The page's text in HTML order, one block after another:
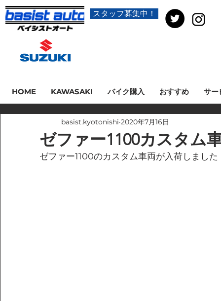
スタッフ募集中！
HOME KAWASAKI バイク購入 おすすめ サー
ゼファー1100カスタム
basist.kyotonishi 2020年7月16日
ゼファー1100のカスタム車両が入荷しました